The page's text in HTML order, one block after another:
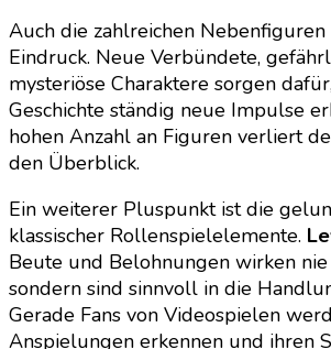
Auch die zahlreichen
Eindruck. Neue Verbündete,
mysteriöse Charaktere sorgen
Geschichte ständig neue Impulse
hohen Anzahl an Figuren verliert
den Überblick.
Ein weiterer Pluspunkt ist die
klassischer Rollenspielelemente.
Beute und Belohnungen wirken
sondern sind sinnvoll in die
Gerade Fans von Videospielen
Anspielungen erkennen und ihren